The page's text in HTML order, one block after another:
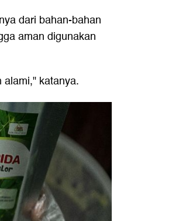
dari bahan-bahan
aman digunakan
katanya.